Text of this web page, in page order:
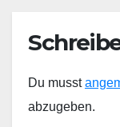
Du musst
abzugeben.